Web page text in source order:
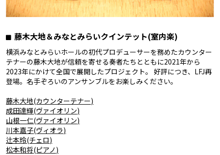
藤木大地＆みなとみらいクインテット(室内楽)
横浜みなとみらいホールの初代プロデューサーを務めたカウンター
テナーの藤木大地が信頼を寄せる奏者たちとともに2021年から
2023年にかけて全国で展開したプロジェクト。 好評につき、LFJ再
登場。名手ぞろいのアンサンブルをお楽しみください。
藤木大地(カウンターテナー)
成田達輝(ヴァイオリン)
山根一仁(ヴァイオリン)
川本嘉子(ヴィオラ)
辻本玲(チェロ)
松本和将(ピアノ)